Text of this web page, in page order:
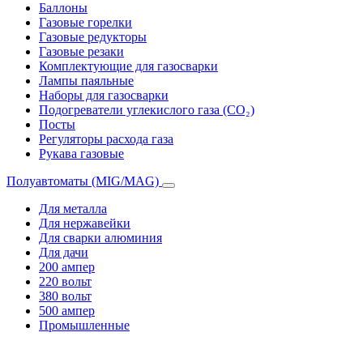
Баллоны
Газовые горелки
Газовые редукторы
Газовые резаки
Комплектующие для газосварки
Лампы паяльные
Наборы для газосварки
Подогреватели углекислого газа (CO₂)
Посты
Регуляторы расхода газа
Рукава газовые
Полуавтоматы (MIG/MAG)
Для металла
Для нержавейки
Для сварки алюминия
Для дачи
200 ампер
220 вольт
380 вольт
500 ампер
Промышленные